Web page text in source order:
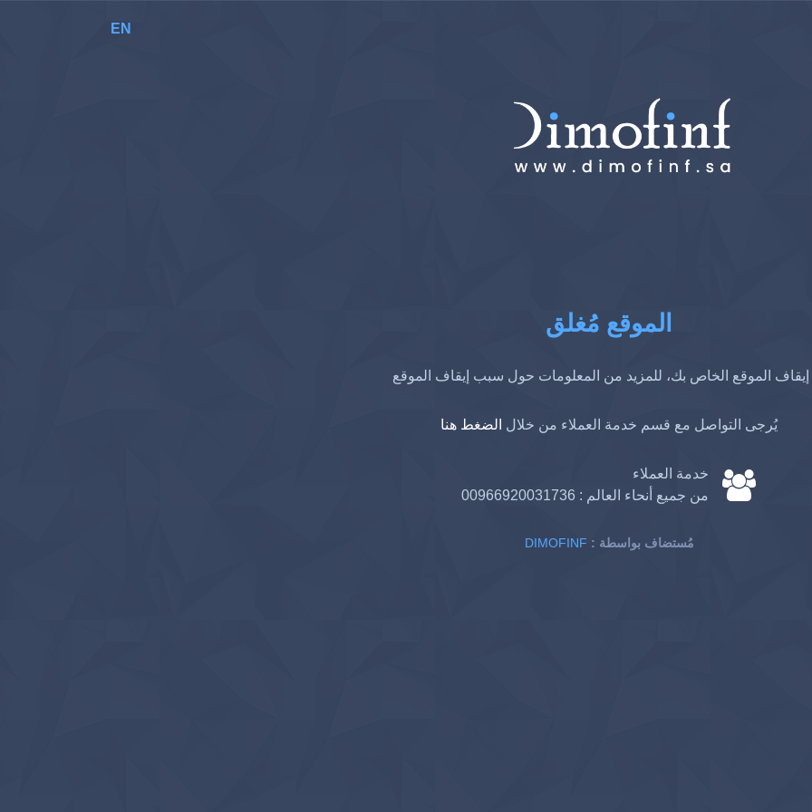
EN
الموقع مُغلق
إيقاف الموقع الخاص بك، للمزيد من المعلومات حول سبب إيقاف الموقع
يُرجى التواصل مع قسم خدمة العملاء من خلال الضغط هنا
خدمة العملاء
من جميع أنحاء العالم : 00966920031736
DIMOFINF : مُستضاف بواسطة